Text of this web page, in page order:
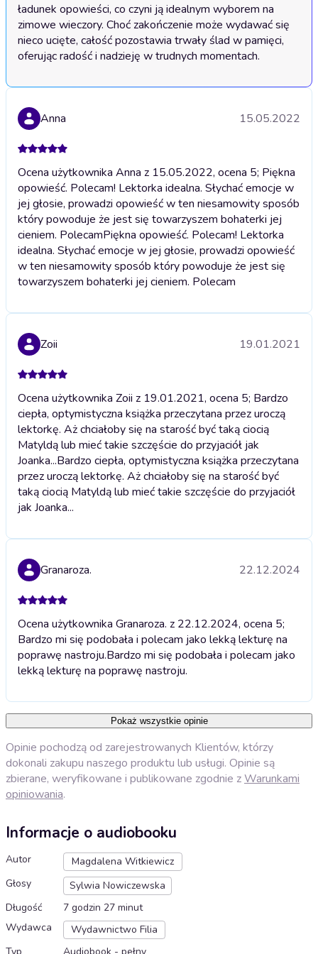
ładunek opowieści, co czyni ją idealnym wyborem na
zimowe wieczory. Choć zakończenie może wydawać się
nieco ucięte, całość pozostawia trwały ślad w pamięci,
oferując radość i nadzieję w trudnych momentach.
Anna 15.05.2022
Ocena użytkownika Anna z 15.05.2022, ocena 5; Piękna
opowieść. Polecam! Lektorka idealna. Słychać emocje w
jej głosie, prowadzi opowieść w ten niesamowity sposób
który powoduje że jest się towarzyszem bohaterki jej
cieniem. PolecamPiękna opowieść. Polecam! Lektorka
idealna. Słychać emocje w jej głosie, prowadzi opowieść
w ten niesamowity sposób który powoduje że jest się
towarzyszem bohaterki jej cieniem. Polecam
Zoii 19.01.2021
Ocena użytkownika Zoii z 19.01.2021, ocena 5; Bardzo
ciepła, optymistyczna książka przeczytana przez uroczą
lektorkę. Aż chciałoby się na starość być taką ciocią
Matyldą lub mieć takie szczęście do przyjaciół jak
Joanka...Bardzo ciepła, optymistyczna książka przeczytana
przez uroczą lektorkę. Aż chciałoby się na starość być
taką ciocią Matyldą lub mieć takie szczęście do przyjaciół
jak Joanka...
Granaroza. 22.12.2024
Ocena użytkownika Granaroza. z 22.12.2024, ocena 5;
Bardzo mi się podobała i polecam jako lekką lekturę na
poprawę nastroju.Bardzo mi się podobała i polecam jako
lekką lekturę na poprawę nastroju.
Pokaż wszystkie opinie
Opinie pochodzą od zarejestrowanych Klientów, którzy
dokonali zakupu naszego produktu lub usługi. Opinie są
zbierane, weryfikowane i publikowane zgodnie zWarunkami
opiniowania.
Informacje o audiobooku
Autor
Magdalena Witkiewicz
Głosy
Sylwia Nowiczewska
Długość
7 godzin 27 minut
Wydawca
Wydawnictwo Filia